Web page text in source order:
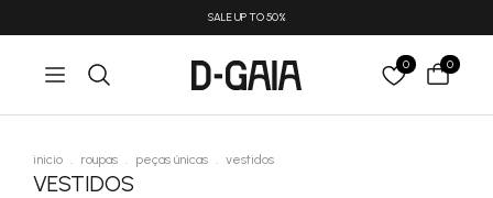
SALE UP TO 50%
0 0
inicio . roupas . peças únicas . vestidos
VESTIDOS